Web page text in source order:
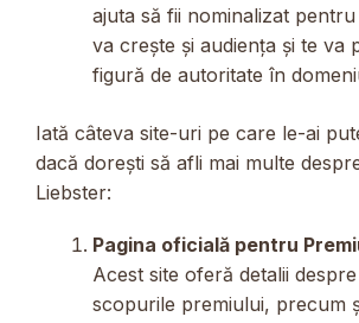
ajuta să fii nominalizat
va crește și audiența și te va
figură de autoritate în
Iată câteva site-uri pe care le-ai
dacă dorești să afli mai multe
Liebster:
Pagina oficială pentru
Acest site oferă detalii
scopurile premiului, precum